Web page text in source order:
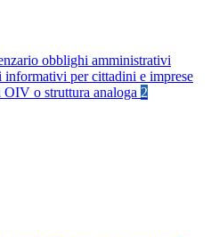
obblighi amministrativi
informativi per cittadini e imprese
OIV o struttura analoga 2